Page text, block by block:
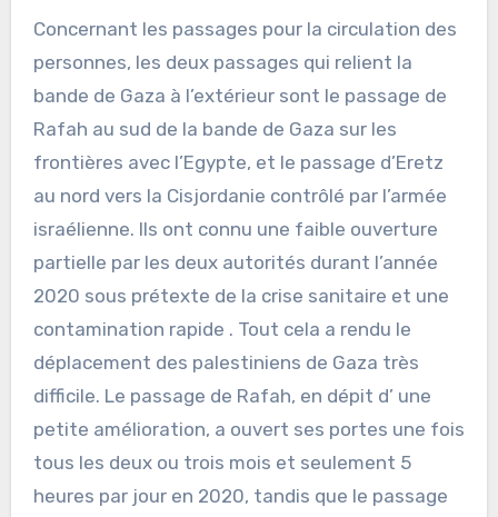
Concernant les passages pour la circulation des
personnes, les deux passages qui relient la
bande de Gaza à l’extérieur sont le passage de
Rafah au sud de la bande de Gaza sur les
frontières avec l’Egypte, et le passage d’Eretz
au nord vers la Cisjordanie contrôlé par l’armée
israélienne. Ils ont connu une faible ouverture
partielle par les deux autorités durant l’année
2020 sous prétexte de la crise sanitaire et une
contamination rapide . Tout cela a rendu le
déplacement des palestiniens de Gaza très
difficile. Le passage de Rafah, en dépit d’ une
petite amélioration, a ouvert ses portes une fois
tous les deux ou trois mois et seulement 5
heures par jour en 2020, tandis que le passage